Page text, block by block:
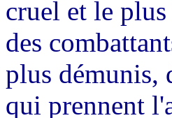
cruel et le
des
plus démunis,
qui prennent